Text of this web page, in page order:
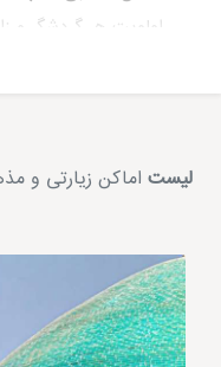
اولویت هر گردشگر و
گنبد طلایی امام
مجاوران در هرسویی
توان به
کرد.
لیست اماکن زیارتی و